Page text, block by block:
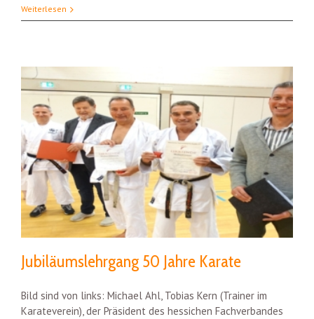
Weiterlesen
Jubiläumslehrgang 50 Jahre Karate
Bild sind von links: Michael Ahl, Tobias Kern (Trainer im
Karateverein), der Präsident des hessichen Fachverbandes